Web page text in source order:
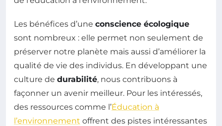
Les bénéfices d’une conscience écologique
sont nombreux : elle permet non seulement de
préserver notre planète mais aussi d’améliorer la
qualité de vie des individus. En développant une
culture de durabilité, nous contribuons à
façonner un avenir meilleur. Pour les intéressés,
des ressources comme l’Éducation à
l’environnement offrent des pistes intéressantes